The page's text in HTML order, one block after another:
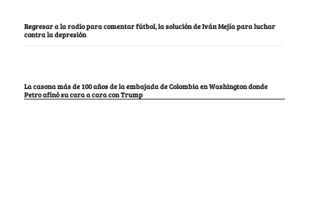
Regresar a la radio para comentar fútbol, la solución de Iván Mejía para luchar
contra la depresión
La casona más de 100 años de la embajada de Colombia en Washington donde
Petro afinó su cara a cara con Trump